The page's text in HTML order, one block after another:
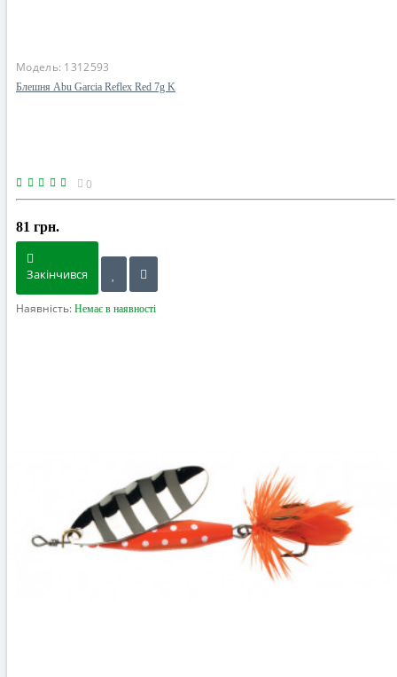
Модель: 1312593
Блешня Abu Garcia Reflex Red 7g K
0
81 грн.
Закінчився
Наявність: Немає в наявності